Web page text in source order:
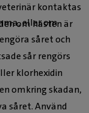
kontaktas
om hästen är
eller om
såret och
sår rengörs
klorhexidin
omkring skadan,
såret. Använd